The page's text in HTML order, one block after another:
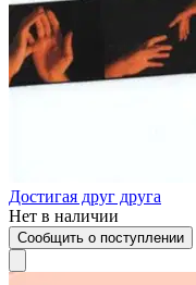
Достигая друг друга
Нет в наличии
Сообщить о поступлении